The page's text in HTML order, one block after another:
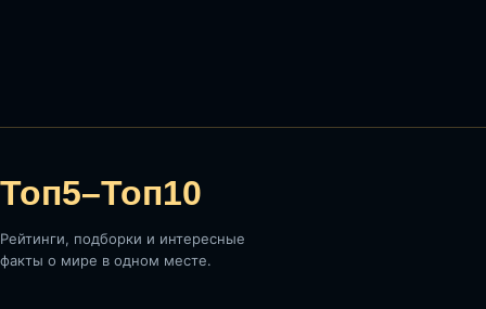
Топ5–Топ10
Рейтинги, подборки и интересные
факты о мире в одном месте.